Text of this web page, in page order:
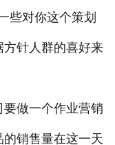
些对你这个策划
针人群的喜好来
做一个作业营销
销售量在这一天